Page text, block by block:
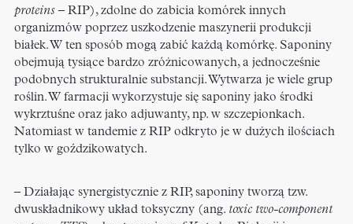
proteins – RIP), zdolne do zabicia komórek innych
organizmów poprzez uszkodzenie maszynerii produkcji
białek. W ten sposób mogą zabić każdą komórkę. Saponiny
obejmują tysiące bardzo zróżnicowanych, a jednocześnie
podobnych strukturalnie substancji. Wytwarza je wiele grup
roślin. W farmacji wykorzystuje się saponiny jako środki
wykrztuśne oraz jako adjuwanty, np. w szczepionkach.
Natomiast w tandemie z RIP odkryto je w dużych ilościach
tylko w goździkowatych.
– Działając synergistycznie z RIP, saponiny tworzą tzw.
dwuskładnikowy układ toksyczny (ang. toxic two-component